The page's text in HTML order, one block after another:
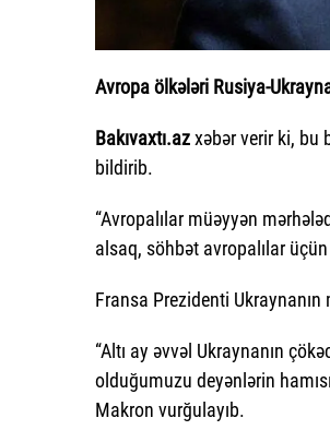
Avropa ölkələri Rusiya-
Bakıvaxtı.azxəbər verir ki, bu
bildirib.
“Avropalılar müəyyən
alsaq, söhbət avropalılar
Fransa Prezidenti
“Altı ay əvvəl Ukraynanın
olduğumuzu deyənlərin
Makron vurğulayıb.